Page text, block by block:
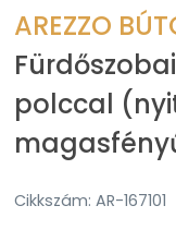
AREZZO
polccal
Cikkszám: AR-167101